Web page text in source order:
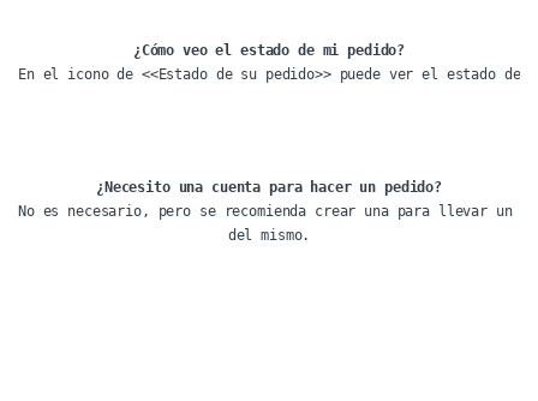
¿Cómo veo el estado de mi pedido?
En el icono de <<Estado de su pedido>> puede ver el estado del
¿Necesito una cuenta para hacer un pedido?
No es necesario, pero se recomienda crear una para llevar un
del mismo.